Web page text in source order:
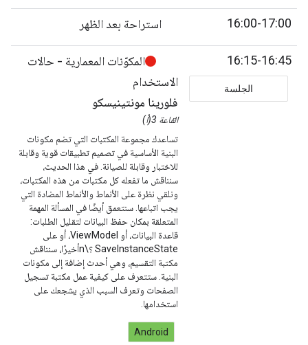
16:00-17:00 استراحة بعد الظهر
16:15-16:45
الجلسة
المكوّنات المعمارية - حالات
الاستخدام
فلورينا مونتينيسكو
القاعة 3(أ)
تساعدك مجموعة المكتبات التي تضم مكونات
البنية الأساسية في تصميم تطبيقات قوية وقابلة
للاختبار وقابلة للصيانة. في هذا الحديث،
سنناقش ما تفعله كل مكتبات من هذه المكتبات،
ونلقي نظرة على الأنماط والأنماط المضادة التي
يجب اتباعها. سنتعمق أيضًا في المسألة المهمة
المتعلقة بمكان حفظ البيانات لتقليل الطلبات:
قاعدة البيانات، أو ViewModel، أو على
SaveInstanceState ؟\nأخيرًا، سنناقش
مكتبة التقسيم، وهي أحدث إضافة إلى مكونات
البنية. ستتعرف على كيفية عمل مكتبة تسجيل
الصفحات وتعرف السبب الذي يشجعك على
استخدامها.
Android